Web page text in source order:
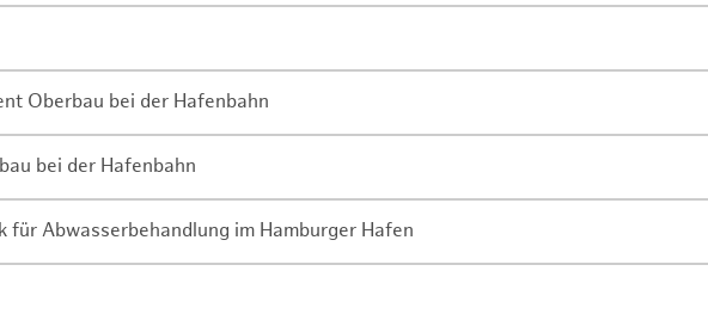
Oberbau bei der Hafenbahn
bei der Hafenbahn
Abwasserbehandlung im Hamburger Hafen